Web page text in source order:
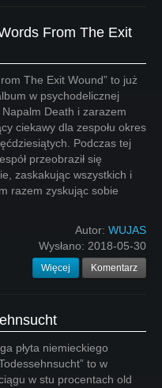
From The Exit
The Exit Wound” to już
w psychodelicznej
Death i zarazem
ciekawy dla zespołu okres
Podczas tej
przeobraził się
zaskakując wszystkich i
razem zyskując sobie
Autor: WUJAS
Wysłano: 2018-05-30
Więcej Komentarz
płyta niemieckiego
to w
w stu procentach old